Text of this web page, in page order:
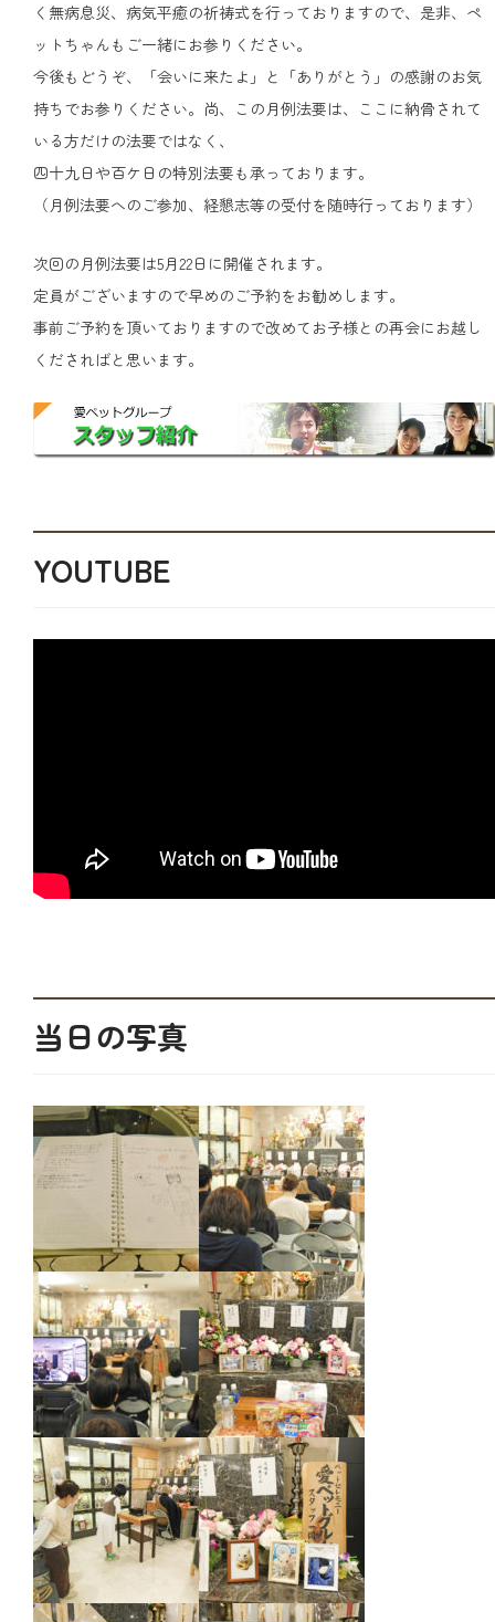
く無病息災、病気平癒の祈祷式を行っておりますので、是非、ペ
ットちゃんもご一緒にお参りください。
今後もどうぞ、「会いに来たよ」と「ありがとう」の感謝のお気
持ちでお参りください。尚、この月例法要は、ここに納骨されて
いる方だけの法要ではなく、
四十九日や百ケ日の特別法要も承っております。
（月例法要へのご参加、経懇志等の受付を随時行っております）
次回の月例法要は5月22日に開催されます。
定員がございますので早めのご予約をお勧めします。
事前ご予約を頂いておりますので改めてお子様との再会にお越し
くださればと思います。
YOUTUBE
当日の写真